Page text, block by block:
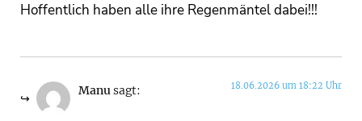
Hoffentlich haben alle ihre Regenmäntel dabei!!!
Manusagt: 18.06.2026 um 18:22 Uhr